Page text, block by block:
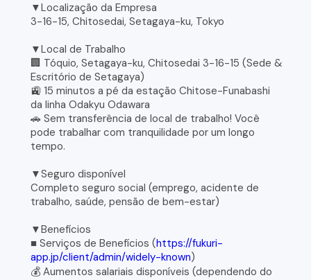
▼Localização da Empresa
3-16-15, Chitosedai, Setagaya-ku, Tokyo
▼Local de Trabalho
🏢 Tóquio, Setagaya-ku, Chitosedai 3-16-15 (Sede &
Escritório de Setagaya)
🚉 15 minutos a pé da estação Chitose-Funabashi
da linha Odakyu Odawara
🚗 Sem transferência de local de trabalho! Você
pode trabalhar com tranquilidade por um longo
tempo.
▼Seguro disponível
Completo seguro social (emprego, acidente de
trabalho, saúde, pensão de bem-estar)
▼Benefícios
■ Serviços de Benefícios (https://fukuri-
app.jp/client/admin/widely-known)
💰 Aumentos salariais disponíveis (dependendo do